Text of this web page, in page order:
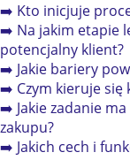
➡️ Kto inicjuje
➡️ Na jakim etapie
potencjalny klient?
➡️ Jakie bariery
➡️ Czym kieruje się
➡️ Jakie zadanie
zakupu?
➡️ Jakich cech i